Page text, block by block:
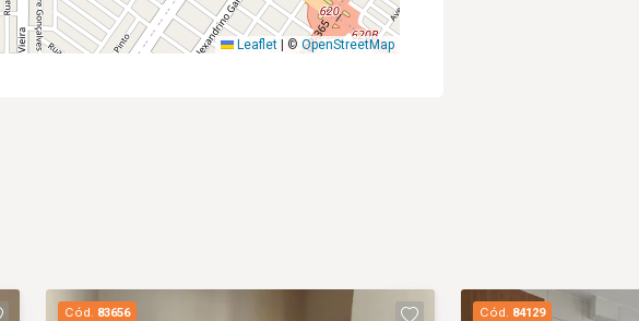
Leaflet © OpenStreetMap
Cód. 83656 Cód. 84129